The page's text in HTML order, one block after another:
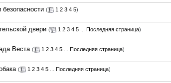
безопасности ( 1 2 3 4 5)
двери ( 1 2 3 4 5 Последняя страница)
Веста ( 1 2 3 4 5 Последняя страница)
( 1 2 3 4 5 Последняя страница)